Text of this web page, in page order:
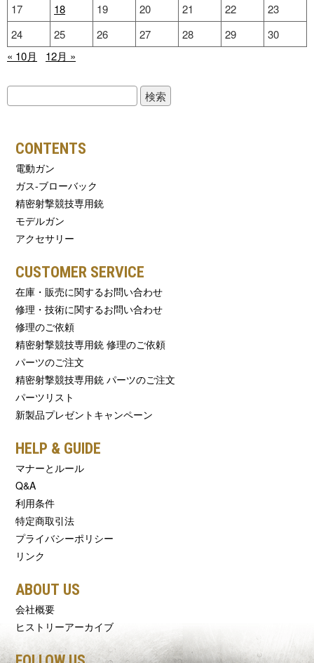
17
18 19 20 21 22
23
24
25 26 27 28 29
30
« 10月
12月 »
検
索:
CONTENTS
電動ガン
ガス-ブローバック
精密射撃競技専用銃
モデルガン
アクセサリー
CUSTOMER SERVICE
在庫・販売に関するお問い合わせ
修理・技術に関するお問い合わせ
修理のご依頼
精密射撃競技専用銃 修理のご依頼
パーツのご注文
精密射撃競技専用銃 パーツのご注文
パーツリスト
新製品プレゼントキャンペーン
HELP & GUIDE
マナーとルール
Q&A
利用条件
特定商取引法
プライバシーポリシー
リンク
ABOUT US
会社概要
ヒストリーアーカイブ